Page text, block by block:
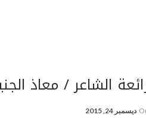
الشاعر / معاذ
ديسمبر 24, 2015